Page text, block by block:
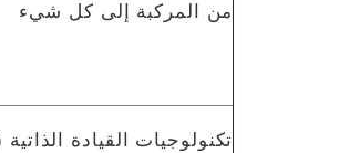
من المركبة إلى كل شيء
تكنولوجيات القيادة